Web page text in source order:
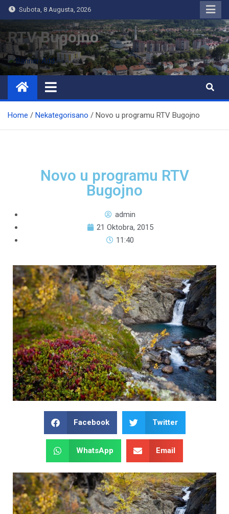
Subota, 8 Augusta, 2026
RTV Bugojno
Home Nekategorisano Novo u programu RTV Bugojno
Novo u programu RTV
Bugojno
admin
21 Oktobra, 2015
11:40
Facebook Twitter
WhatsApp Email